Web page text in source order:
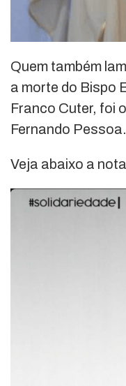
Quem também
a morte do Bispo
Franco Cuter, foi
Fernando Pessoa.
Veja abaixo a